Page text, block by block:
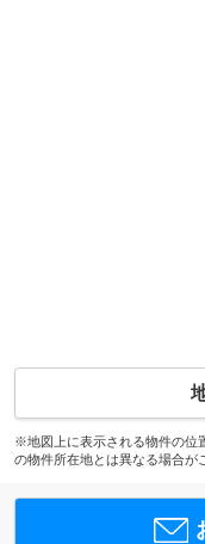
※地図上に表示される物件の位
の物件所在地とは異なる場合が